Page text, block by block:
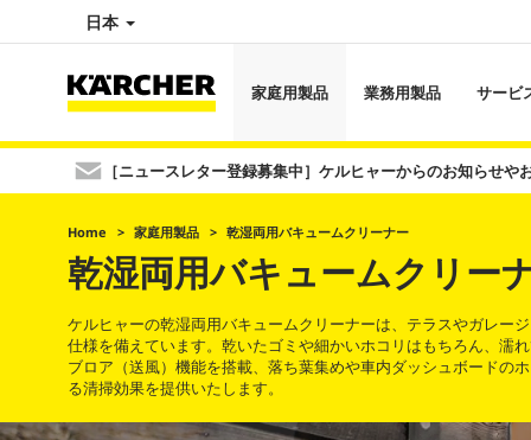
日本
家庭用製品 業務用製品 サービ
［ニュースレター登録募集中］ケルヒャーからのお知らせや
Home 家庭用製品 乾湿両用バキュームクリーナー
乾湿両用バキュームクリー
ケルヒャーの乾湿両用バキュームクリーナーは、テラスやガレー
仕様を備えています。乾いたゴミや細かいホコリはもちろん、濡
ブロア（送風）機能を搭載、落ち葉集めや車内ダッシュボードの
る清掃効果を提供いたします。